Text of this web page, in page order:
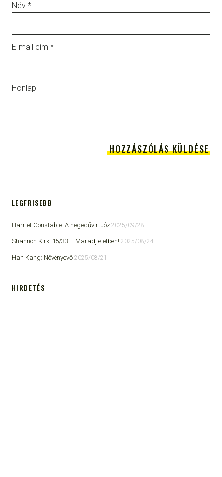
Név *
E-mail cím *
Honlap
LEGFRISEBB
Harriet Constable: A hegedűvirtuóz 2025/09/28
Shannon Kirk: 15/33 ​– Maradj életben! 2025/08/24
Han Kang: Növényevő 2025/08/21
HIRDETÉS